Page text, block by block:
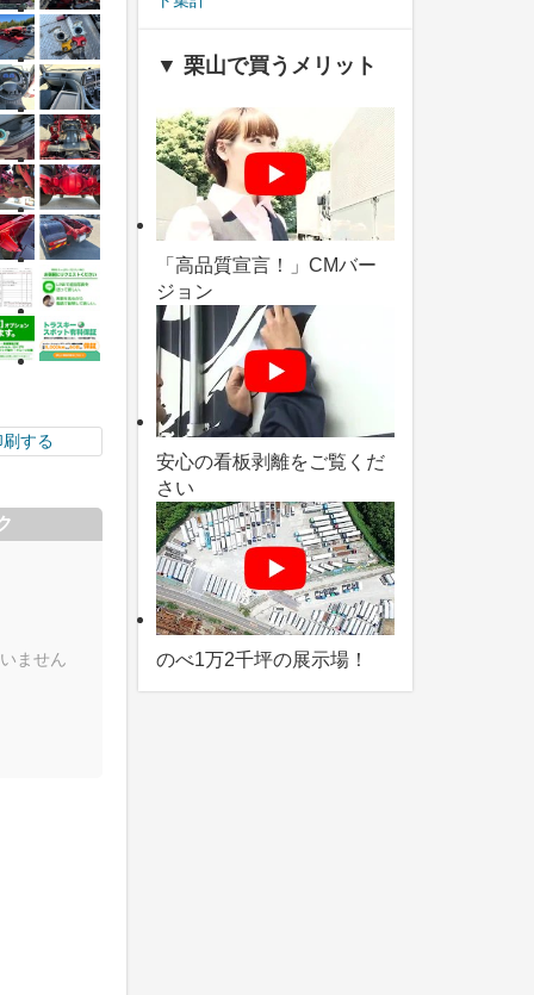
刷する
ません
▼ 栗山で買うメリット
「高品質宣言！」CMバー
ジョン
安心の看板剥離をご覧くだ
さい
のべ1万2千坪の展示場！